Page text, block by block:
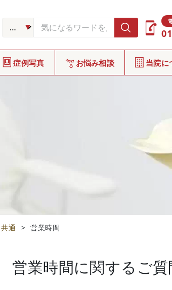
症例写真 お悩み相談 当院に
共通 > 営業時間
営業時間に関するご